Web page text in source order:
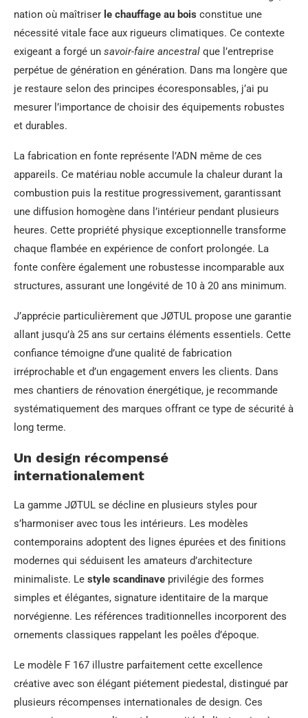
nation où maîtriser le chauffage au bois constitue une
nécessité vitale face aux rigueurs climatiques. Ce contexte
exigeant a forgé un savoir-faire ancestral que l’entreprise
perpétue de génération en génération. Dans ma longère que
je restaure selon des principes écoresponsables, j’ai pu
mesurer l’importance de choisir des équipements robustes
et durables.
La fabrication en fonte représente l’ADN même de ces
appareils. Ce matériau noble accumule la chaleur durant la
combustion puis la restitue progressivement, garantissant
une diffusion homogène dans l’intérieur pendant plusieurs
heures. Cette propriété physique exceptionnelle transforme
chaque flambée en expérience de confort prolongée. La
fonte confère également une robustesse incomparable aux
structures, assurant une longévité de 10 à 20 ans minimum.
J’apprécie particulièrement que JØTUL propose une garantie
allant jusqu’à 25 ans sur certains éléments essentiels. Cette
confiance témoigne d’une qualité de fabrication
irréprochable et d’un engagement envers les clients. Dans
mes chantiers de rénovation énergétique, je recommande
systématiquement des marques offrant ce type de sécurité à
long terme.
Un design récompensé
internationalement
La gamme JØTUL se décline en plusieurs styles pour
s’harmoniser avec tous les intérieurs. Les modèles
contemporains adoptent des lignes épurées et des finitions
modernes qui séduisent les amateurs d’architecture
minimaliste. Le style scandinave privilégie des formes
simples et élégantes, signature identitaire de la marque
norvégienne. Les références traditionnelles incorporent des
ornements classiques rappelant les poêles d’époque.
Le modèle F 167 illustre parfaitement cette excellence
créative avec son élégant piétement piedestal, distingué par
plusieurs récompenses internationales de design. Ces